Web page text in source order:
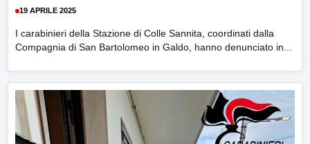
19 APRILE 2025
I carabinieri della Stazione di Colle Sannita, coordinati dalla
Compagnia di San Bartolomeo in Galdo, hanno denunciato in...